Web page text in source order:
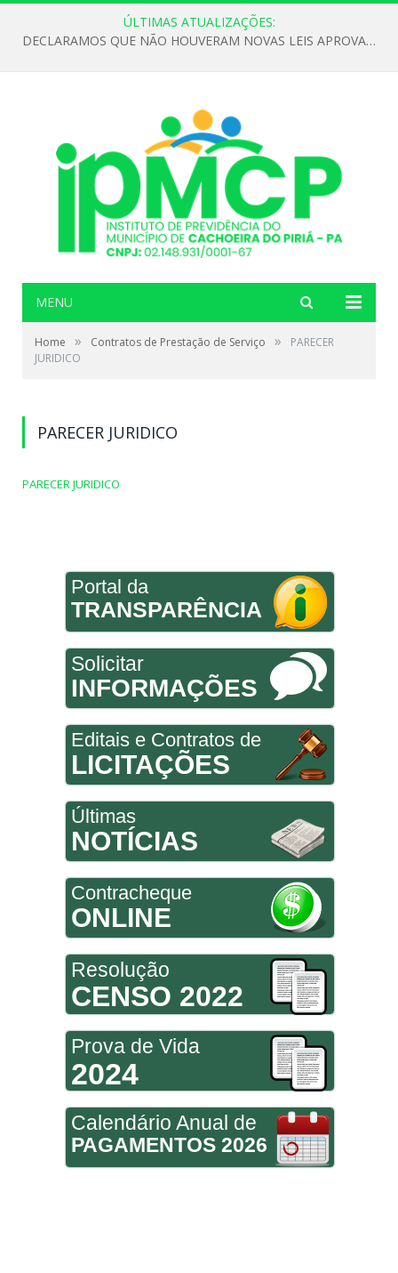
ÚLTIMAS ATUALIZAÇÕES:
DECLARAMOS QUE NÃO HOUVERAM NOVAS LEIS APROVADAS ATÉ O MOMENTO PARA O INSTITUTO DE PREVIDÊNCIA NO ANO DE 2026
MENU
Home » Contratos de Prestação de Serviço »
PARECER
JURIDICO
PARECER JURIDICO
PARECER JURIDICO
Portal da
TRANSPARÊNCIA
Solicitar
INFORMAÇÕES
Editais e Contratos de
LICITAÇÕES
Últimas
NOTÍCIAS
Contracheque
ONLINE
Resolução
CENSO 2022
Prova de Vida
2024
Calendário Anual de
PAGAMENTOS 2026